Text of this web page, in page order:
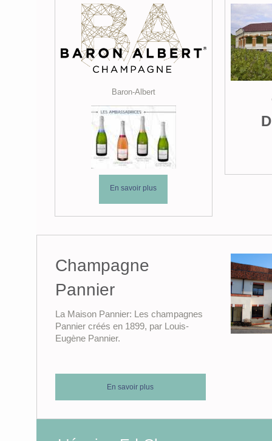
Baron-Albert
En savoir plus
Champagne
Pannier
La Maison Pannier: Les champagnes
Pannier créés en 1899, par Louis-
Eugène Pannier.
En savoir plus